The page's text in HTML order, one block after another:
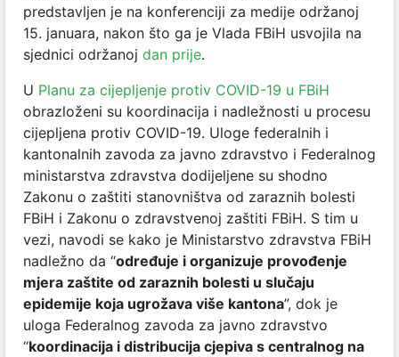
predstavljen je na konferenciji za medije održanoj
15. januara, nakon što ga je Vlada FBiH usvojila na
sjednici održanoj dan prije.
U Planu za cijepljenje protiv COVID-19 u FBiH
obrazloženi su koordinacija i nadležnosti u procesu
cijepljena protiv COVID-19. Uloge federalnih i
kantonalnih zavoda za javno zdravstvo i Federalnog
ministarstva zdravstva dodijeljene su shodno
Zakonu o zaštiti stanovništva od zaraznih bolesti
FBiH i Zakonu o zdravstvenoj zaštiti FBiH. S tim u
vezi, navodi se kako je Ministarstvo zdravstva FBiH
nadležno da “određuje i organizuje provođenje
mjera zaštite od zaraznih bolesti u slučaju
epidemije koja ugrožava više kantona”, dok je
uloga Federalnog zavoda za javno zdravstvo
“koordinacija i distribucija cjepiva s centralnog na